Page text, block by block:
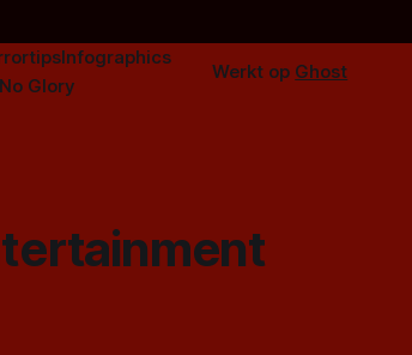
Infographics
Glory
Werkt op Ghost